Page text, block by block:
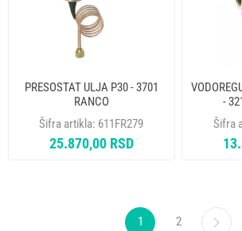
PRESOSTAT ULJA P30 - 3701
RANCO
Šifra artikla: 611FR279
25.870,00 RSD
-
Šifra
1 2